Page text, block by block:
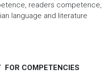
readers competence,
language and literature
COMPETENCIES